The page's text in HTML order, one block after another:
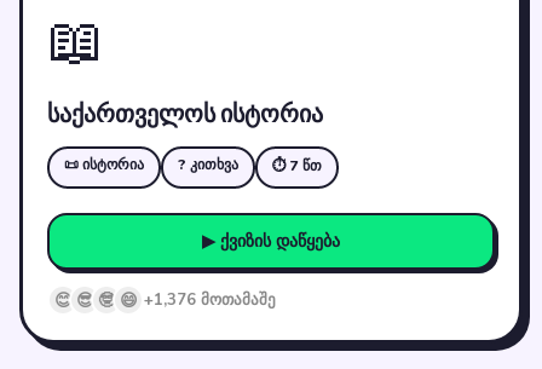
📖
საქართველოს ისტორია
📜 ისტორია ? კითხვა ⏱ 7 წთ
▶ ქვიზის დაწყება
😊 😎 🤓 😄 +1,376 მოთამაშე